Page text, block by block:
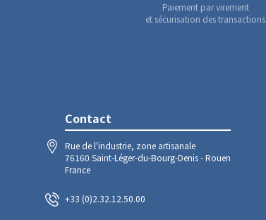
Paiement par virement
et sécurisation des transactions
Contact
Rue de l'industrie, zone artisanale
76160 Saint-Léger-du-Bourg-Denis - Rouen
France
+33 (0)2.32.12.50.00